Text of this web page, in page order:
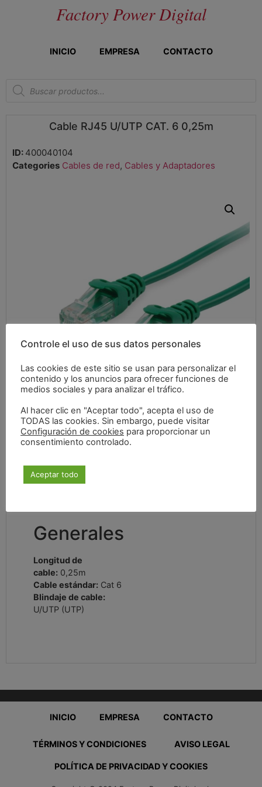
Factory Power Digital
INICIO EMPRESA CONTACTO
Cable RJ45 U/UTP CAT. 6 0,25m
ID: 400040104
Categories Cables de red, Cables y Adaptadores
3,51€
IVA incluido
Especificaciones
Generales
Longitud de
cable: 0,25m
Cable estándar: Cat 6
Blindaje de cable:
U/UTP (UTP)
INICIO EMPRESA CONTACTO
TÉRMINOS Y CONDICIONES AVISO LEGAL
POLÍTICA DE PRIVACIDAD Y COOKIES
Controle el uso de sus datos personales
Las cookies de este sitio se usan para personalizar el
contenido y los anuncios para ofrecer funciones de
medios sociales y para analizar el tráfico.
Al hacer clic en "Aceptar todo", acepta el uso de
TODAS las cookies. Sin embargo, puede visitar
Configuración de cookies para proporcionar un
consentimiento controlado.
Aceptar todo